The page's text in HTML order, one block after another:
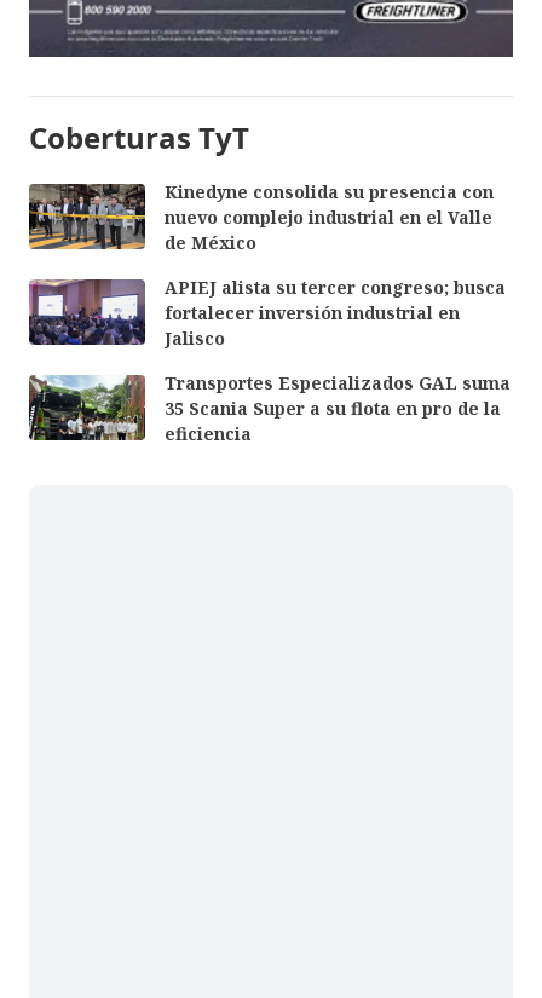
Coberturas TyT
Kinedyne consolida su presencia con
nuevo complejo industrial en el Valle
de México
APIEJ alista su tercer congreso; busca
fortalecer inversión industrial en
Jalisco
Transportes Especializados GAL suma
35 Scania Super a su flota en pro de la
eficiencia